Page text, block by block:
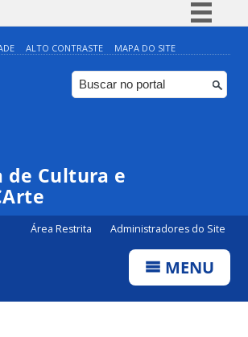
Simplifique!
Comunica BR
Participe
ALTO CONTRASTE MAPA DO SITE
de Cultura e
Área Restrita Administradores do Site
MENU